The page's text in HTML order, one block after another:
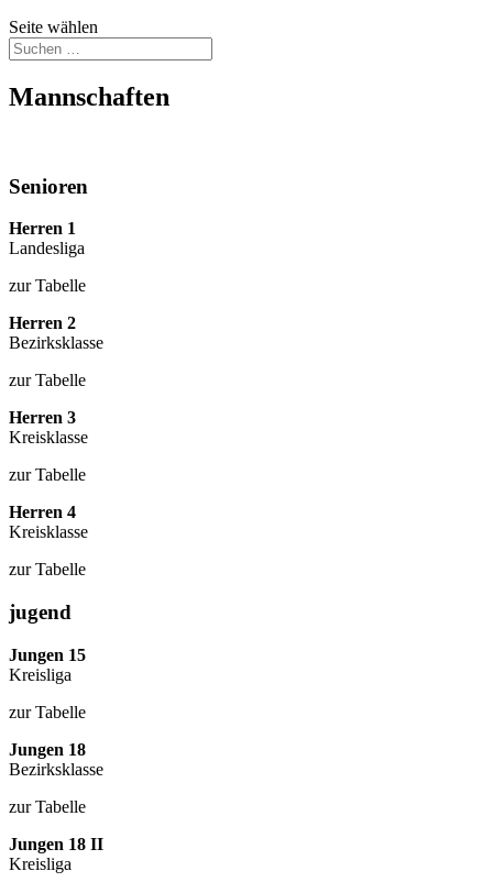
Seite wählen
Mannschaften
Senioren
Herren 1
Landesliga
zur Tabelle
Herren 2
Bezirksklasse
zur Tabelle
Herren 3
Kreisklasse
zur Tabelle
Herren 4
Kreisklasse
zur Tabelle
jugend
Jungen 15
Kreisliga
zur Tabelle
Jungen 18
Bezirksklasse
zur Tabelle
Jungen 18 II
Kreisliga